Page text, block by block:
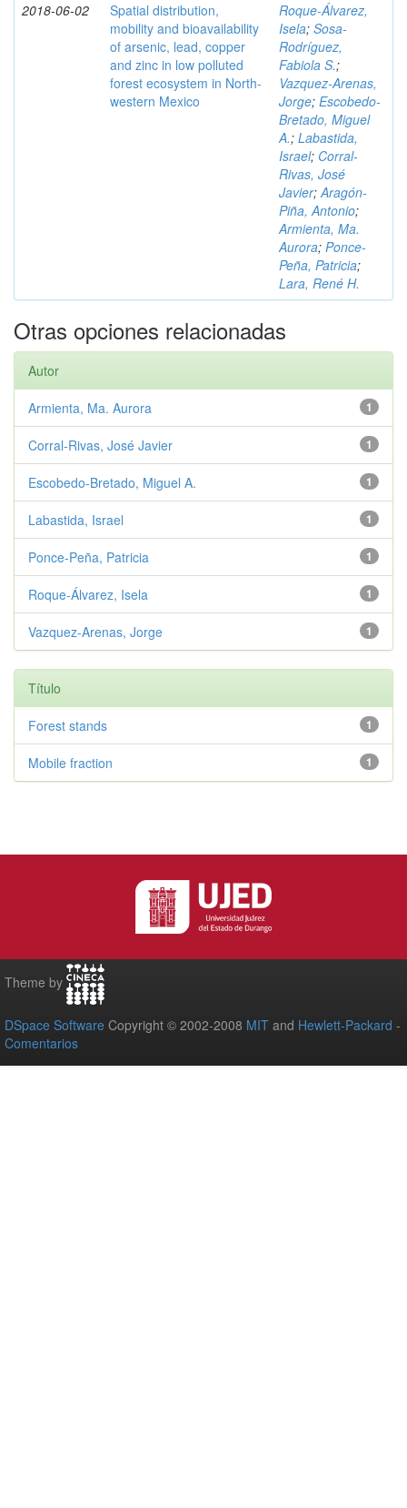
2018-06-02
Spatial distribution,
mobility and bioavailability
of arsenic, lead, copper
and zinc in low polluted
forest ecosystem in North-
western Mexico
Roque-Álvarez,
Isela; Sosa-
Rodríguez,
Fabiola S.;
Vazquez-Arenas,
Jorge; Escobedo-
Bretado, Miguel
A.; Labastida,
Israel; Corral-
Rivas, José
Javier;Aragón-
Piña, Antonio;
Armienta, Ma.
Aurora; Ponce-
Peña, Patricia;
Lara, René H.
Otras opciones relacionadas
Autor
1
Armienta, Ma. Aurora
1
Corral-Rivas, José Javier
1
Escobedo-Bretado, Miguel A.
1
Labastida, Israel
1
Ponce-Peña, Patricia
1
Roque-Álvarez, Isela
1
Vazquez-Arenas, Jorge
Título
1
Forest stands
1
Mobile fraction
Theme by
DSpace Software Copyright © 2002-2008 MIT and Hewlett-Packard -
Comentarios